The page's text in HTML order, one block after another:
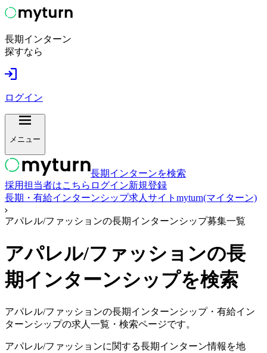
長期インターン
探すなら
ログイン
メニュー
長期インターンを検索
採用担当者はこちら ログイン新規登録
長期・有給インターンシップ求人サイトmyturn(マイターン)
アパレル/ファッションの長期インターンシップ募集一覧
アパレル/ファッションの長
期インターンシップを検索
アパレル/ファッションの長期インターンシップ・有給イン
ターンシップの求人一覧・検索ページです。
アパレル/ファッションに関する長期インターン情報を地